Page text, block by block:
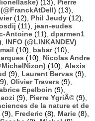
(13), Pierre
(13),
(12), Phil Jeudy (12),
(11), jean-eudes
Antoine (11), dparmen1
INFO (@LINKANDEV)
(10), babar(10),
(10), Nicolas Andre
(10), Alexis
(9), Laurent Bervas (9),
Olivier Travers (9),
Epelboin (9),
(9), Pierre YgriÃ© (9),
de la nature et de
(9), Frederic (8), Marie (8),